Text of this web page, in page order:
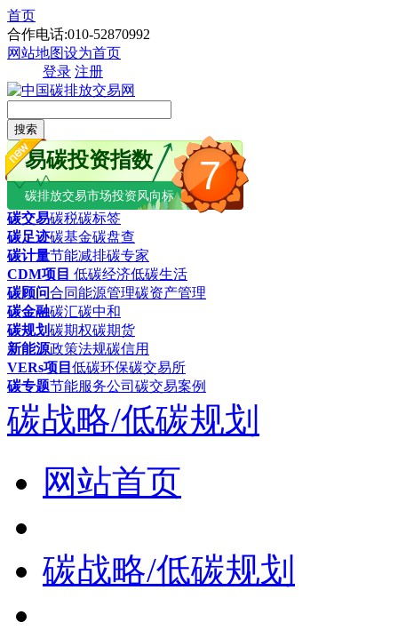
首页
合作电话:010-52870992
网站地图设为首页
登录 注册
搜索
7
易碳投资指数
碳排放交易市场投资风向标
碳交易碳税碳标签
碳足迹碳基金碳盘查
碳计量节能减排碳专家
CDM项目 低碳经济低碳生活
碳顾问合同能源管理碳资产管理
碳金融碳汇碳中和
碳规划碳期权碳期货
新能源政策法规碳信用
VERs项目 低碳环保碳交易所
碳专题节能服务公司 碳交易案例
碳战略/低碳规划
网站首页
碳战略/低碳规划